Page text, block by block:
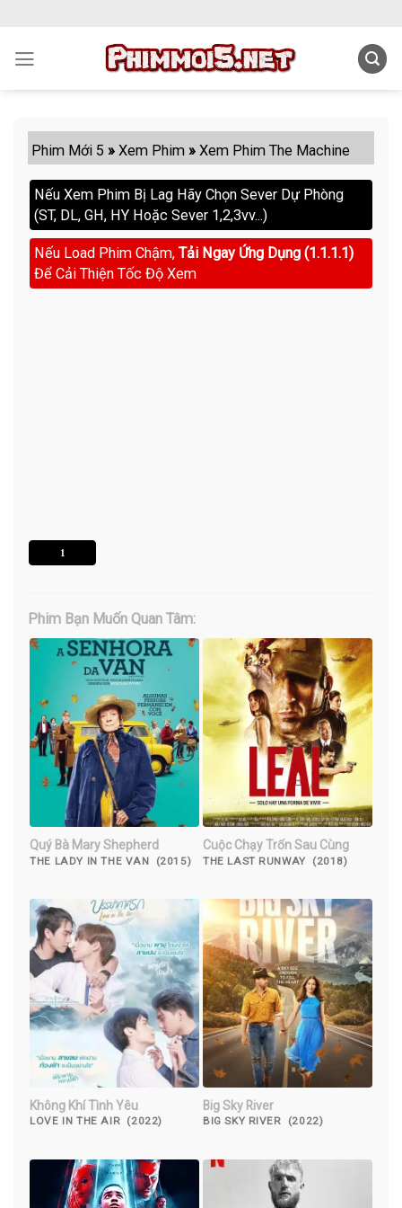
content
Phim Mới 5 »Xem Phim »Xem Phim The Machine
Nếu Xem Phim Bị Lag Hãy Chọn Sever Dự Phòng
(ST, DL, GH, HY Hoặc Sever 1,2,3vv...)
Nếu Load Phim Chậm, Tải Ngay Ứng Dụng (1.1.1.1)
Để Cải Thiện Tốc Độ Xem
1
Phim Bạn Muốn Quan Tâm:
Quý Bà Mary Shepherd
THE LADY IN THE VAN (2015)
Cuộc Chạy Trốn Sau Cùng
THE LAST RUNWAY (2018)
Không Khí Tình Yêu
LOVE IN THE AIR (2022)
Big Sky River
BIG SKY RIVER (2022)